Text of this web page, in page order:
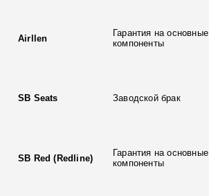
Airllen
Гарантия на основные
компоненты
SB Seats Заводской брак
SB Red (Redline)
Гарантия на основные
компоненты